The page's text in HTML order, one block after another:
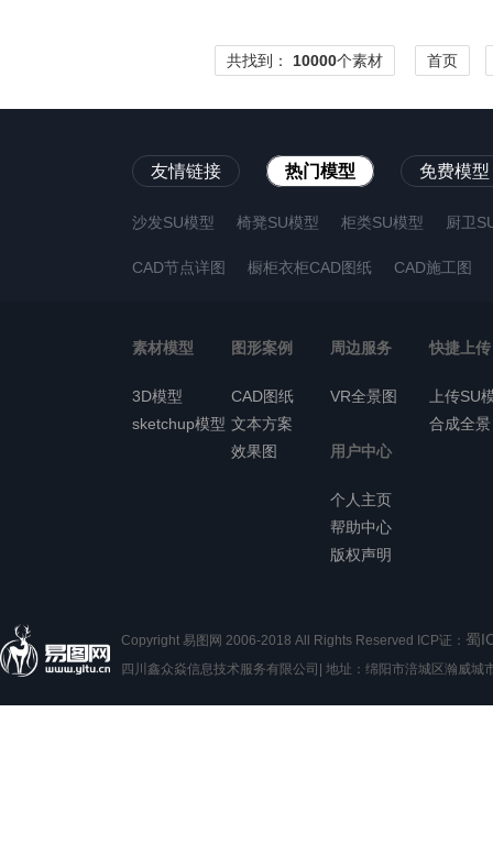
共找到： 10000个素材 首页
友情链接 热门模型 免费模型
沙发SU模型 椅凳SU模型 柜类SU模型 厨卫
CAD节点详图 橱柜衣柜CAD图纸 CAD施工图
素材模型
3D模型
sketchup模型
图形案例
CAD图纸
文本方案
效果图
周边服务
VR全景图
快捷上传
上传SU
合成全景
用户中心
个人主页
帮助中心
版权声明
Copyright 易图网 2006-2018 All Rights Reserved ICP证： 蜀
四川鑫众焱信息技术服务有限公司| 地址：绵阳市涪城区瀚威城